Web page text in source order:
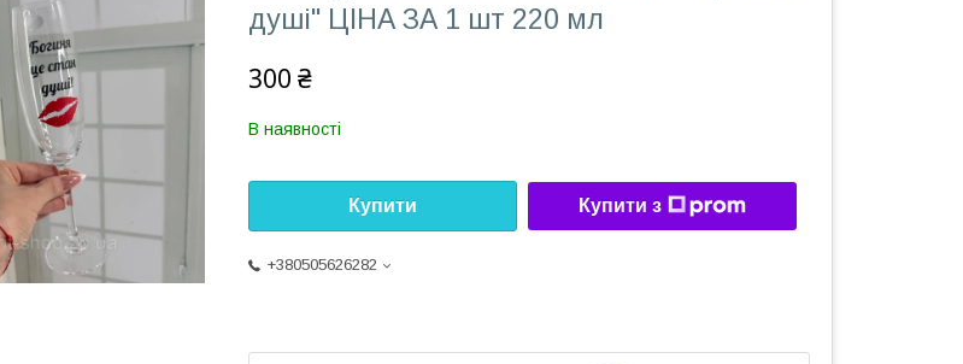
душі" ЦІНА ЗА 1 шт 220 мл
300 ₴
В наявності
Купити Купити з
+380505626282